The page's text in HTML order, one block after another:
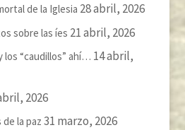
de la Iglesia 28 abril, 2026
sobre las íes 21 abril, 2026
los “caudillos” ahí… 14 abril,
2026
la paz 31 marzo, 2026